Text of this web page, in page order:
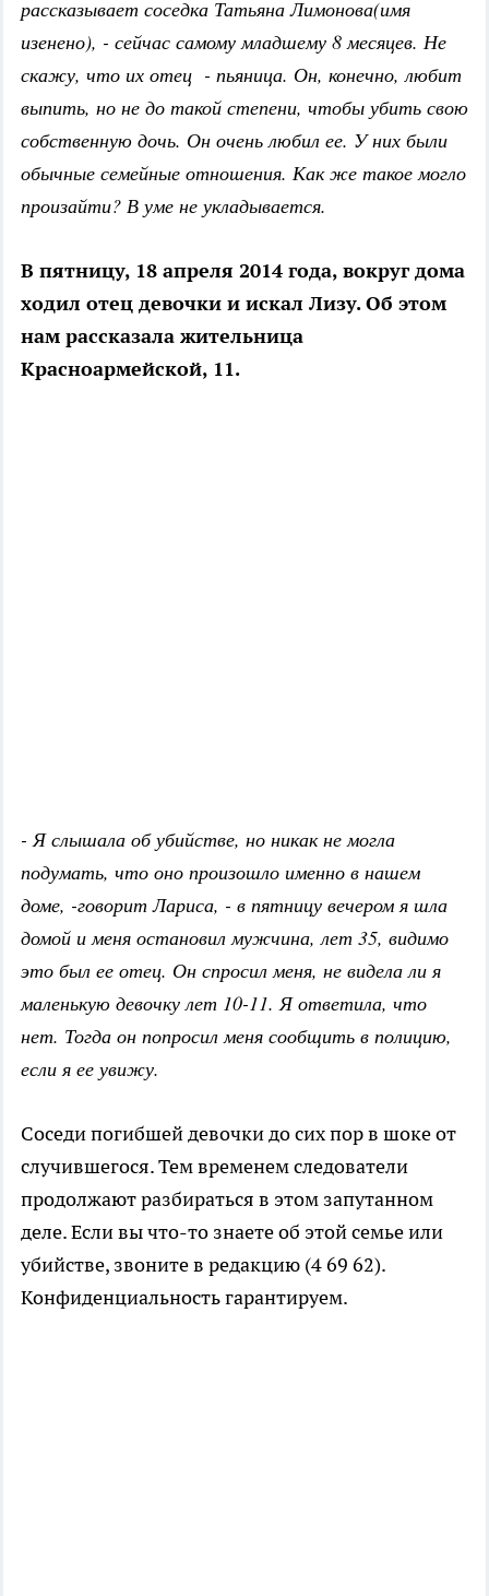
рассказывает соседка Татьяна Лимонова(имя
изенено), - сейчас самому младшему 8 месяцев. Не
скажу, что их отец - пьяница. Он, конечно, любит
выпить, но не до такой степени, чтобы убить свою
собственную дочь. Он очень любил ее. У них были
обычные семейные отношения. Как же такое могло
произайти? В уме не укладывается.
В пятницу, 18 апреля 2014 года, вокруг дома
ходил отец девочки и искал Лизу. Об этом
нам рассказала жительница
Красноармейской, 11.
- Я слышала об убийстве, но никак не могла
подумать, что оно произошло именно в нашем
доме, -говорит Лариса, - в пятницу вечером я шла
домой и меня остановил мужчина, лет 35, видимо
это был ее отец. Он спросил меня, не видела ли я
маленькую девочку лет 10-11. Я ответила, что
нет. Тогда он попросил меня сообщить в полицию,
если я ее увижу.
Соседи погибшей девочки до сих пор в шоке от
случившегося. Тем временем следователи
продолжают разбираться в этом запутанном
деле. Если вы что-то знаете об этой семье или
убийстве, звоните в редакцию (4 69 62).
Конфиденциальность гарантируем.